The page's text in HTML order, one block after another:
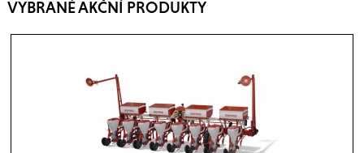
VYBRANÉ AKČNÍ PRODUKTY